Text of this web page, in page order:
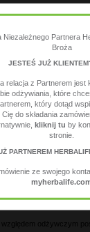
Niezależnego Partnera
Broża
JESTEŚ JUŻ
relacja z Partnerem jest
odżywiania, które
który dotąd
do składania
kliknij tu by
stronie.
PARTNEREM
ze swojego
żadnego posiłku dzięki
któremu nie sposób
posiłek jest bogaty w
było spożywać go
jesteś. Batony
dla osób na diecie
pysznym batonem
połączenie
Są oblane
po 7 sztuk, każda
odżywczym